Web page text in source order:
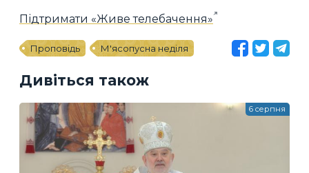
Підтримати «Живе телебачення»
Проповідь М'ясопусна неділя
Дивіться також
6 серпня